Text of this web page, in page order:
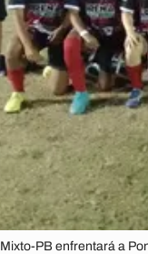
Mixto-PB enfrentará a